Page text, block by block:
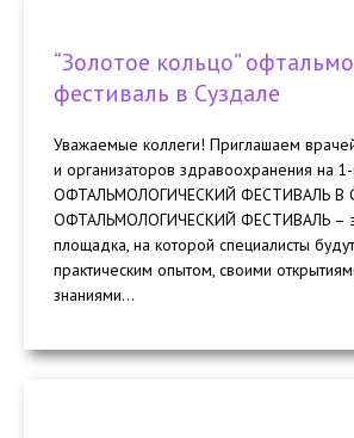
“Золотое кольцо”
фестиваль в Суздале
Уважаемые коллеги! Приглашаем
и организаторов здравоохранения на
ОФТАЛЬМОЛОГИЧЕСКИЙ ФЕСТИВАЛЬ В
ОФТАЛЬМОЛОГИЧЕСКИЙ ФЕСТИВАЛЬ –
площадка, на которой специалисты
практическим опытом, своими
знаниями...